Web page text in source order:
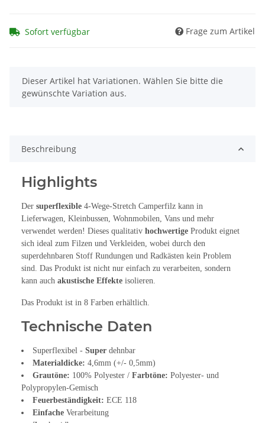
Sofort verfügbar Frage zum Artikel
x
Dieser Artikel hat Variationen. Wählen Sie bitte die
gewünschte Variation aus.
Beschreibung
Highlights
Der superflexible 4-Wege-Stretch Camperfilz kann in
Lieferwagen, Kleinbussen, Wohnmobilen, Vans und mehr
verwendet werden! Dieses qualitativ hochwertige Produkt eignet
sich ideal zum Filzen und Verkleiden, wobei durch den
superdehnbaren Stoff Rundungen und Radkästen kein Problem
sind. Das Produkt ist nicht nur einfach zu verarbeiten, sondern
kann auch akustische Effekte isolieren.
Das Produkt ist in 8 Farben erhältlich.
Technische Daten
Superflexibel - Super dehnbar
Materialdicke: 4,6mm (+/- 0,5mm)
Grautöne: 100% Polyester / Farbtöne: Polyester- und
Polypropylen-Gemisch
Feuerbeständigkeit: ECE 118
Einfache Verarbeitung